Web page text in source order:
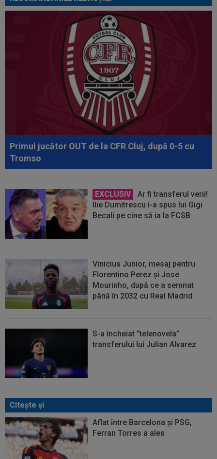
Primul jucător OUT de la CFR Cluj, după 0-5 cu
Tromso
EXCLUSIV
Ar fi transferul verii!
Ilie Dumitrescu i-a spus lui Gigi
Becali pe cine să ia la FCSB
Vinicius Junior, mesaj pentru
Florentino Perez și Jose
Mourinho, după ce a semnat
până în 2032 cu Real Madrid
S-a încheiat ”telenovela”
transferului lui Julian Alvarez
Citeşte şi
Aflat între Barcelona și PSG,
Ferran Torres a ales